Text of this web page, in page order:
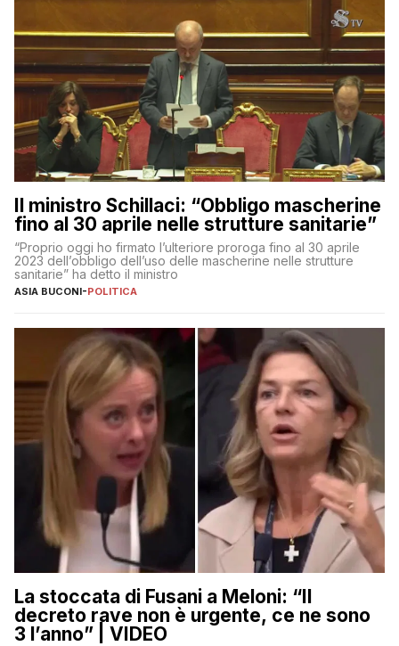
Il ministro Schillaci: “Obbligo mascherine
fino al 30 aprile nelle strutture sanitarie”
“Proprio oggi ho firmato l’ulteriore proroga fino al 30 aprile
2023 dell’obbligo dell’uso delle mascherine nelle strutture
sanitarie” ha detto il ministro
ASIA BUCONI-POLITICA
La stoccata di Fusani a Meloni: “Il
decreto rave non è urgente, ce ne sono
3 l’anno” | VIDEO